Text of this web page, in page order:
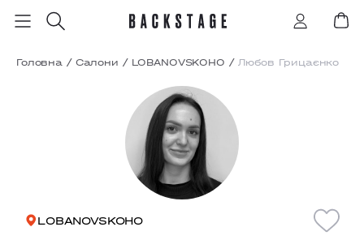
Головна / Салони / LOBANOVSKOHO / Любов Грицаєнко
LOBANOVSKOHO